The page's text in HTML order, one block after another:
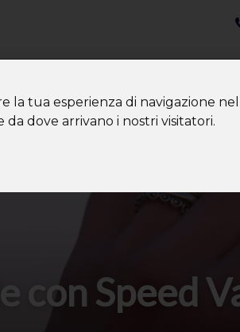
la tua esperienza di navigazione
dove arrivano i nostri visitatori.
con Speed